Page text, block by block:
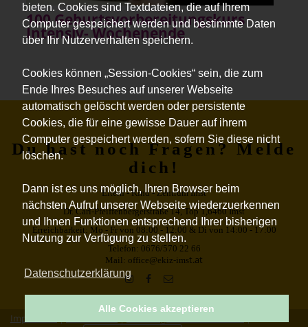
bieten. Cookies sind Textdateien, die auf Ihrem
Computer gespeichert werden und bestimmte Daten
über Ihr Nutzerverhalten speichern.
Cookies können „Session-Cookies“ sein, die zum
Ende Ihres Besuches auf unserer Webseite
automatisch gelöscht werden oder persistente
Cookies, die für eine gewisse Dauer auf ihrem
Computer gespeichert werden, sofern Sie diese nicht
löschen.
Dann ist es uns möglich, Ihren Browser beim
nächsten Aufruf unserer Webseite wiederzuerkennen
und Ihnen Funktionen entsprechend Ihrer bisherigen
Nutzung zur Verfügung zu stellen.
Datenschutzerklärung
Alle Cookies akzeptieren
100 Geburtsvorbereitungskurs
Intensiv- Wochenende
Du hast noch Fragen? Melde
dich!
Eltern - Kind - Zentrum Imst
Dr. Carl-Pfeiffenbergerstraße 14, Top 1,6460 Imst
Erreichbarkeit: Mo - Fr von 08:00 - 12:00 & Di von 14:00 - 17:00
Telefon: 0676/570 22 66
Mail: office@ekiz-imst.at
Impressum